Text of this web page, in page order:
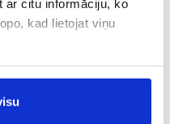
ar citu informāciju, ko
kad lietojat viņu